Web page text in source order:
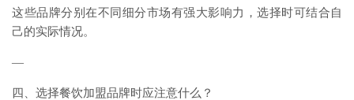
这些品牌分别在不同细分市场有强大影响力，选择时可结合自
己的实际情况。
—
四、选择餐饮加盟品牌时应注意什么？